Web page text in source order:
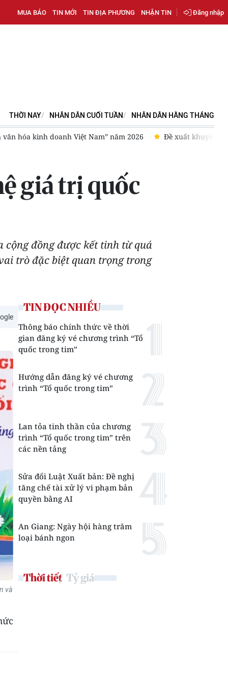
MUA BÁO TIN MỚI TIN ĐỊA PHƯƠNG NHẬN TIN Đăng nhập
THỜI NAY NHÂN DÂN CUỐI TUẦN NHÂN DÂN HẰNG THÁNG
hóa kinh doanh Việt Nam” năm 2026 Đề xuất khuyến
giá trị quốc
cộng đồng được kết tinh từ quá
trò đặc biệt quan trọng trong
và
TIN ĐỌC NHIỀU
Thông báo chính thức về thời
gian đăng ký vé chương trình “Tổ
quốc trong tim”
Hướng dẫn đăng ký vé chương
trình “Tổ quốc trong tim”
Lan tỏa tinh thần của chương
trình “Tổ quốc trong tim” trên
các nền tảng
Sửa đổi Luật Xuất bản: Đề nghị
tăng chế tài xử lý vi phạm bản
quyền bằng AI
An Giang: Ngày hội hàng trăm
loại bánh ngon
Thời tiết Tỷ giá